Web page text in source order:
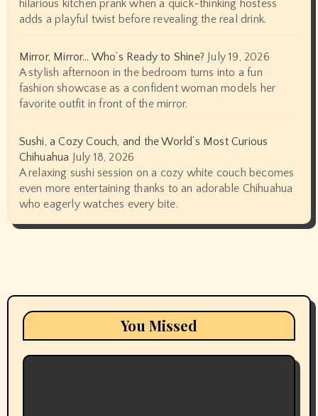
hilarious kitchen prank when a quick-thinking hostess
adds a playful twist before revealing the real drink.
Mirror, Mirror… Who’s Ready to Shine? July 19, 2026
A stylish afternoon in the bedroom turns into a fun
fashion showcase as a confident woman models her
favorite outfit in front of the mirror.
Sushi, a Cozy Couch, and the World’s Most Curious
Chihuahua July 18, 2026
A relaxing sushi session on a cozy white couch becomes
even more entertaining thanks to an adorable Chihuahua
who eagerly watches every bite.
You Missed